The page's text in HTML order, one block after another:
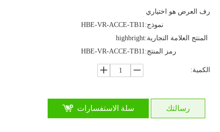
رف العرض هو اختياري
نموذج:HBE-VR-ACCE-TB11
المنتج العلامة التجارية:highbright
رمز المنتج:HBE-VR-ACCE-TB11
الكمية:
رسالتك سلة الاستفسارات